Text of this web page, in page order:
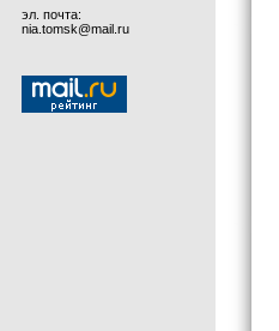
эл. почта:
nia.tomsk@mail.ru